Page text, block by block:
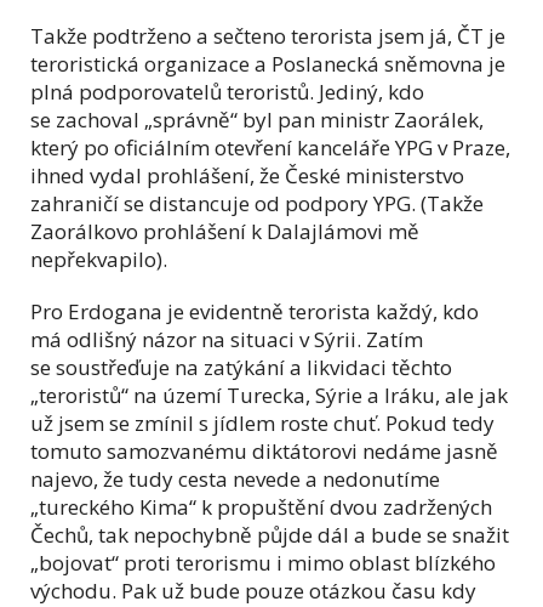
Takže podtrženo a sečteno terorista jsem já, ČT je
teroristická organizace a Poslanecká sněmovna je
plná podporovatelů teroristů. Jediný, kdo
se zachoval „správně“ byl pan ministr Zaorálek,
který po oficiálním otevření kanceláře YPG v Praze,
ihned vydal prohlášení, že České ministerstvo
zahraničí se distancuje od podpory YPG. (Takže
Zaorálkovo prohlášení k Dalajlámovi mě
nepřekvapilo).
Pro Erdogana je evidentně terorista každý, kdo
má odlišný názor na situaci v Sýrii. Zatím
se soustřeďuje na zatýkání a likvidaci těchto
„teroristů“ na území Turecka, Sýrie a Iráku, ale jak
už jsem se zmínil s jídlem roste chuť. Pokud tedy
tomuto samozvanému diktátorovi nedáme jasně
najevo, že tudy cesta nevede a nedonutíme
„tureckého Kima“ k propuštění dvou zadržených
Čechů, tak nepochybně půjde dál a bude se snažit
„bojovat“ proti terorismu i mimo oblast blízkého
východu. Pak už bude pouze otázkou času kdy